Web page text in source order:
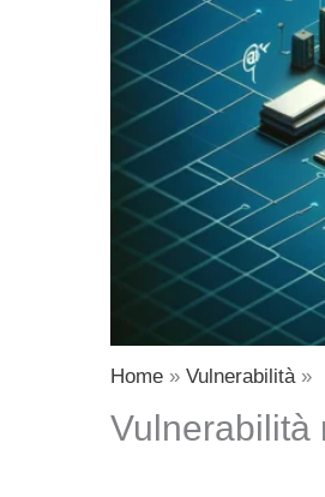
Home Vulnerabilità
Vulnerabilità